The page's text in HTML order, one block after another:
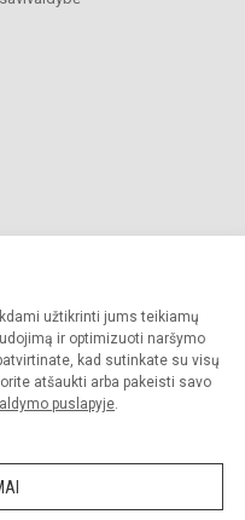
užtikrinti jums teikiamų
ir optimizuoti naršymo
kad sutinkate su visų
atšaukti arba pakeisti savo
puslapyje.
Visos teisės saugomos.
sutikimo griežtai draudžiama.
valdymas